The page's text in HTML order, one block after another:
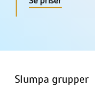
Slumpa grupper